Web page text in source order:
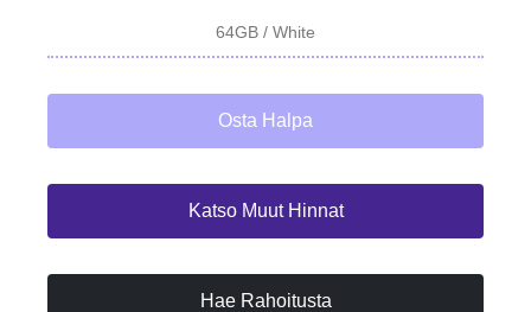
64GB / White
Osta Halpa
Katso Muut Hinnat
Hae Rahoitusta